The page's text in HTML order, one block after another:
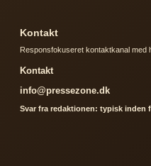
Kontakt
Responsfokuseret kontaktkanal med
Kontakt
info@pressezone.dk
Svar fra redaktionen: typisk inden